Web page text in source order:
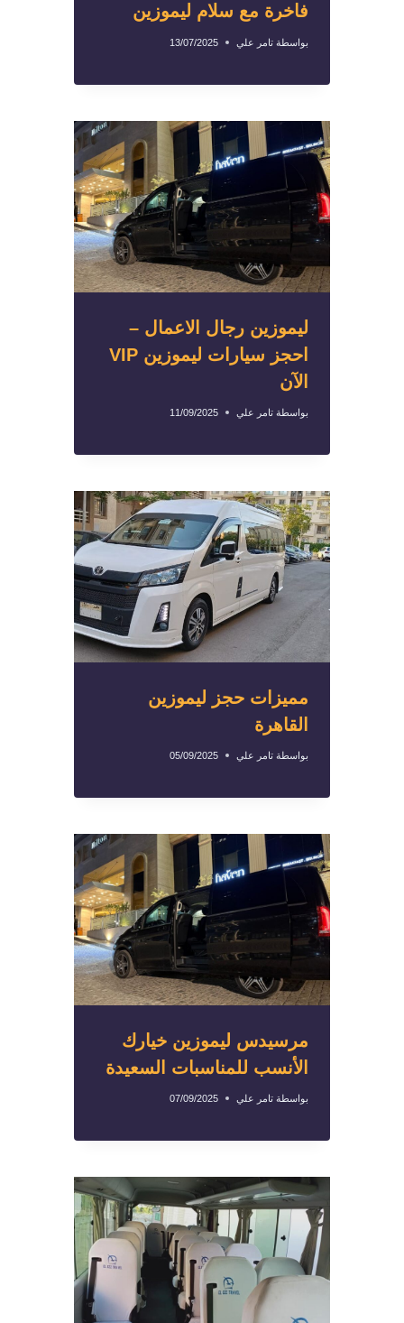
فاخرة مع سلام ليموزين
بواسطة تامر علي 13/07/2025
ليموزين رجال الاعمال –
احجز سيارات ليموزين VIP
الآن
بواسطة تامر علي 11/09/2025
مميزات حجز ليموزين
القاهرة
بواسطة تامر علي 05/09/2025
مرسيدس ليموزين خيارك
الأنسب للمناسبات السعيدة
بواسطة تامر علي 07/09/2025